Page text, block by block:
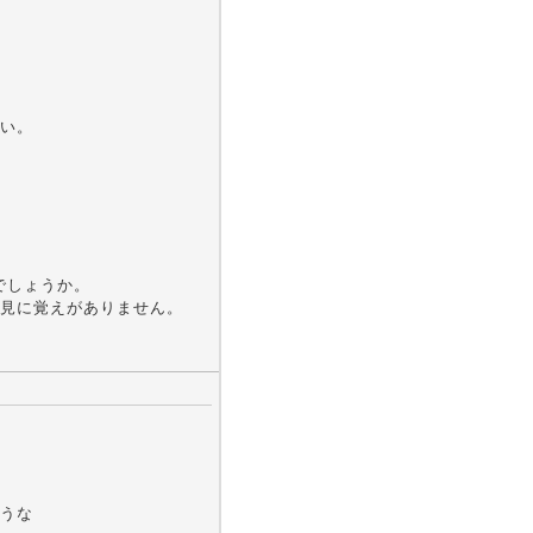
。
ょうか。
に覚えがありません。
な